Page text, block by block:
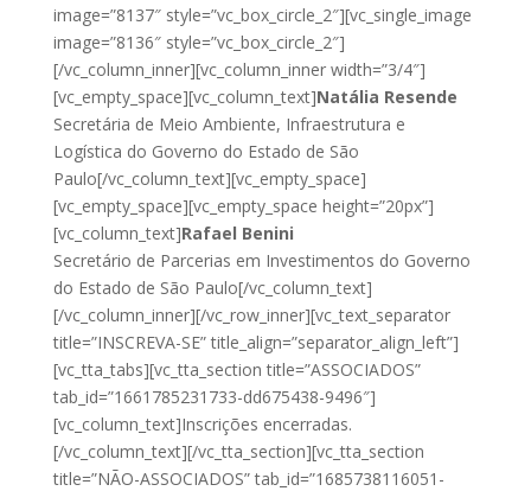
image=”8137″ style=”vc_box_circle_2″][vc_single_image
image=”8136″ style=”vc_box_circle_2″]
[/vc_column_inner][vc_column_inner width=”3/4″]
[vc_empty_space][vc_column_text]Natália Resende
Secretária de Meio Ambiente, Infraestrutura e
Logística do Governo do Estado de São
Paulo[/vc_column_text][vc_empty_space]
[vc_empty_space][vc_empty_space height=”20px”]
[vc_column_text]Rafael Benini
Secretário de Parcerias em Investimentos do Governo
do Estado de São Paulo[/vc_column_text]
[/vc_column_inner][/vc_row_inner][vc_text_separator
title=”INSCREVA-SE” title_align=”separator_align_left”]
[vc_tta_tabs][vc_tta_section title=”ASSOCIADOS”
tab_id=”1661785231733-dd675438-9496″]
[vc_column_text]Inscrições encerradas.
[/vc_column_text][/vc_tta_section][vc_tta_section
title=”NÃO-ASSOCIADOS” tab_id=”1685738116051-